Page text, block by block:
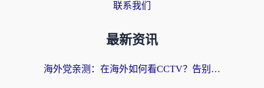
联系我们
最新资讯
海外党亲测：在海外如何看CCTV？告别“仅限大陆播放”的实用指南